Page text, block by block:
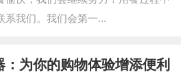
系我们。我们会第一...
为你的购物体验增添便利